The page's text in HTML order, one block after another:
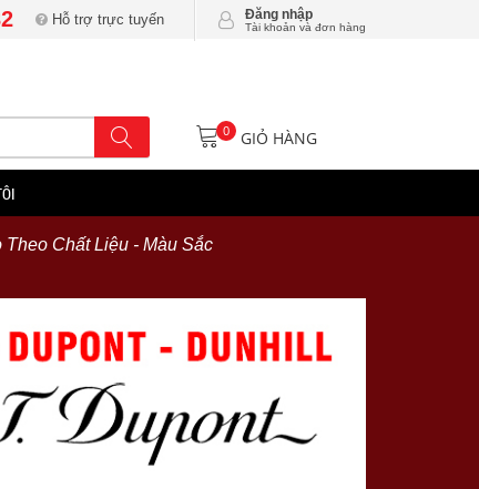
Hỗ trợ trực tuyến Đăng nhập
Tài khoản và đơn hàng
0 GIỎ HÀNG
Theo Chất Liệu - Màu Sắc